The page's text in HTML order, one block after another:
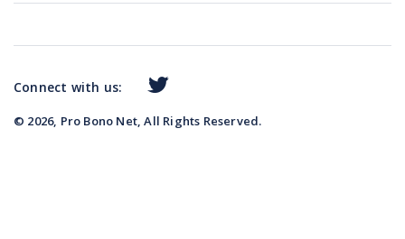
© 2026, Pro Bono Net, All Rights Reserved.
Connect with us: